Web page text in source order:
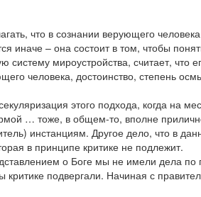
что в сознании верующего
– она состоит в том, чтобы
мироустройства, считает, что
человека, достоинство, степень
этого подхода, когда на
… тоже, в общем-то, вполне
инстанциям. Другое дело, что в
в принципе критике не подлежит.
о Боге мы не имели дела по
подвергали. Начиная с